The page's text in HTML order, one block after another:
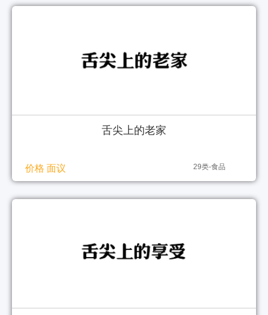
舌尖上的老家
价格 面议 29类-食品